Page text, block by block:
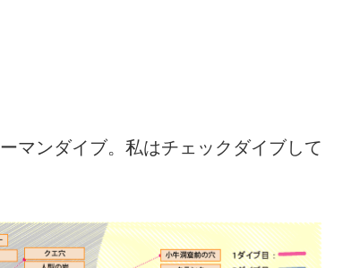
マンダイブ。私はチェックダイブして